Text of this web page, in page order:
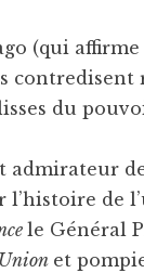
(qui affirme
contredisent
du
admirateur
l’histoire de
le Général
et